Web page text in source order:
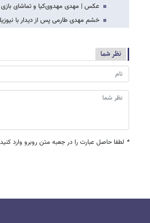
عکس | مهدی مهدوی‌کیا و تماشای بازی
خشم مهدی طارمی پس از دیدار با
نظر شما
* لطفا حاصل عبارت را در جعبه متن روبرو وارد کنید